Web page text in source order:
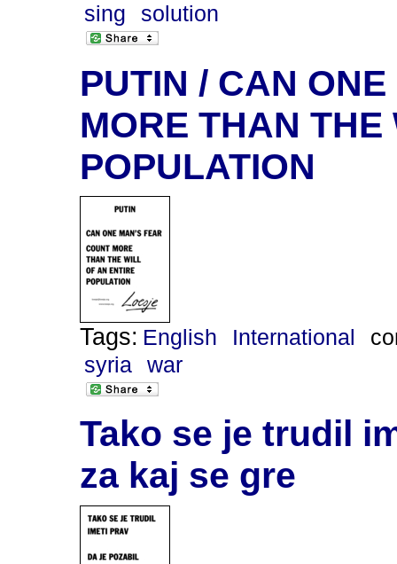
sing
solution
PUTIN / CAN
MORE THAN
POPULATION
Tags: English International
syria
war
Tako se je trudil
za kaj se gre